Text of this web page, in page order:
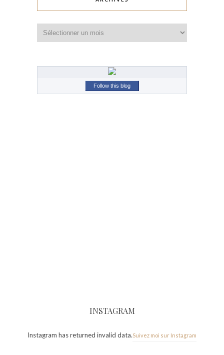
Follow this blog
INSTAGRAM
Instagram has returned invalid data.Suivez moi sur Instagram